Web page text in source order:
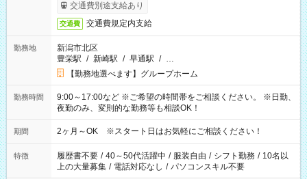
交通費別途支給あり
交通費 交通費規定内支給
勤務地
新潟市北区
豊栄駅 / 新崎駅 / 早通駅 / …
【勤務地選べます】グループホーム
勤務時間
9:00～17:00など ※ご希望の時間帯をご相談ください。 ※日勤、
夜勤のみ、変則的な勤務等も相談OK！
期間 2ヶ月～OK ※スタート日はお気軽にご相談ください！
特徴 履歴書不要 / 40～50代活躍中 / 服装自由 / シフト勤務 / 10名以
上の大量募集 / 電話対応なし / パソコンスキル不要